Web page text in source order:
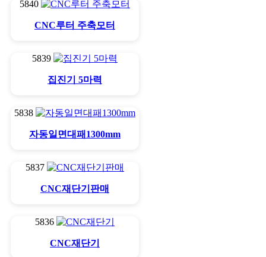
5840
CNC루터 주축모터
5839
집진기 5마력
5838
자동일면대패1300mm
5837
CNC재단기판매
5836
CNC재단기